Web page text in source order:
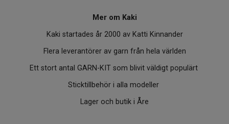
Mer om Kaki
Kaki startades år 2000 av Katti Kinnander
Flera leverantörer av garn från hela världen
Ett stort antal GARN-KIT som blivit väldigt populärt
Sticktillbehör i alla modeller
Lager och butik i Åre